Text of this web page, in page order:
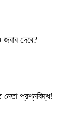
দেবে?
নেতা প্রশ্নবিদ্ধ!